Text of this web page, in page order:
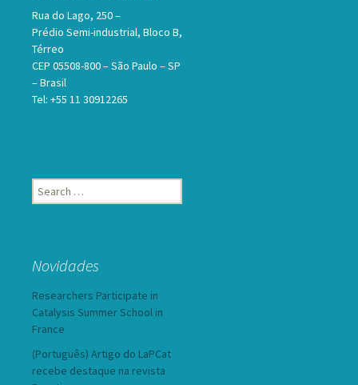
Rua do Lago, 250 –
Prédio Semi-industrial, Bloco B,
Térreo
CEP 05508-800 – São Paulo – SP
– Brasil
Tel: +55 11 30912265
Search
for:
Novidades
Researchers Participate in
Catalysis Summer School in
France
(Português) Artigo do LaPCat
recebe destaque na revista